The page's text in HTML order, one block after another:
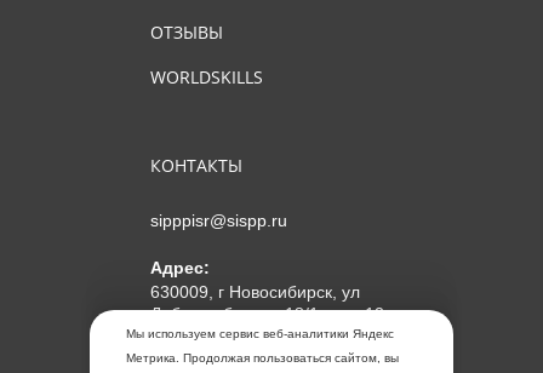
Мы используем сервис веб-аналитики Яндекс
Метрика. Продолжая пользоваться сайтом, вы
ОТЗЫВЫ
WORLDSKILLS
КОНТАКТЫ
sipppisr@sispp.ru
Адрес:
630009, г Новосибирск, ул
Добролюбова, д 18/1, пом 12
АНО ДПО "МИПКП"